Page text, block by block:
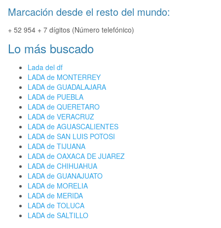
Marcación desde el resto del mundo:
+ 52 954 + 7 dígitos (Número telefónico)
Lo más buscado
Lada del df
LADA de MONTERREY
LADA de GUADALAJARA
LADA de PUEBLA
LADA de QUERETARO
LADA de VERACRUZ
LADA de AGUASCALIENTES
LADA de SAN LUIS POTOSI
LADA de TIJUANA
LADA de OAXACA DE JUAREZ
LADA de CHIHUAHUA
LADA de GUANAJUATO
LADA de MORELIA
LADA de MERIDA
LADA de TOLUCA
LADA de SALTILLO